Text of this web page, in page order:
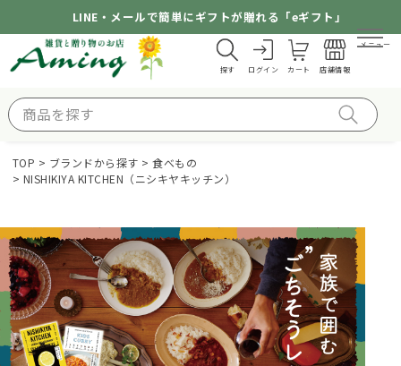
LINE・メールで簡単にギフトが贈れる「eギフト」
探す ログイン カート 店舗情報
メニュー
TOP ブランドから探す
食べもの
NISHIKIYA KITCHEN（ニシキヤキッチン）